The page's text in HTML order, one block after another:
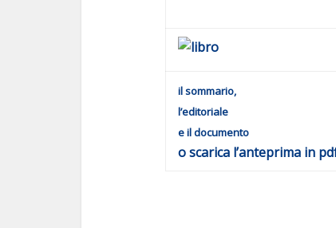
il sommario,
l’editoriale
e il documento
o scarica l’anteprima in